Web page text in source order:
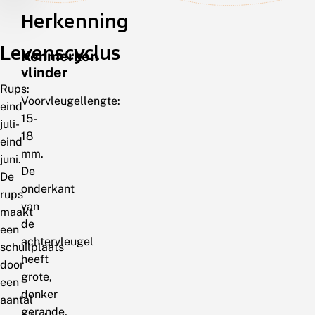
Levenscyclus
Rups:
eind
juli-
eind
juni.
De
rups
maakt
een
schuilplaats
door
een
aantal
Herkenning
Kenmerken
vlinder
Voorvleugellengte:
15-
18
mm.
De
onderkant
van
de
achtervleugel
heeft
grote,
donker
gerande,